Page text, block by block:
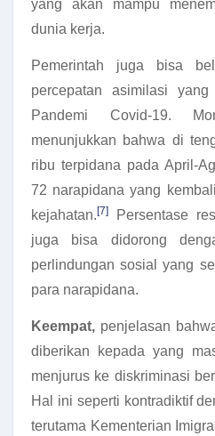
yang akan mampu
dunia kerja.
Pemerintah juga bisa
percepatan asimilasi
Pandemi Covid-19.
menunjukkan bahwa di
ribu terpidana pada April-
72 narapidana yang
kejahatan. [7]
Persentase
juga bisa didorong
perlindungan sosial yang
para narapidana.
Keempat, penjelasan
diberikan kepada yang
menjurus ke diskriminasi
Hal ini seperti kontradiktif
terutama Kementerian